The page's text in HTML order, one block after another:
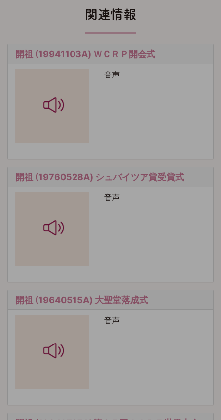
関連情報
開祖 (19941103A) ＷＣＲＰ開会式
音声
開祖 (19760528A) シュバイツア賞受賞式
音声
開祖 (19640515A) 大聖堂落成式
音声